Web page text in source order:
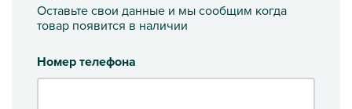
Оставьте свои данные и мы сообщим когда
товар появится в наличии
Номер телефона